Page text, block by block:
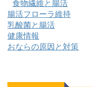
食物繊維と腸活
腸活フローラ維持
乳酸菌と腸活
健康情報
おならの原因と対策